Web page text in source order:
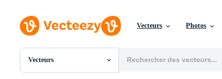
Vecteurs Photos
Vecteurs
Toutes Images